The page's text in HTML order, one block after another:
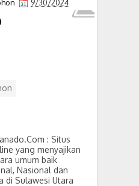
9/30/2024
: Situs
yang menyajikan
umum baik
Nasional dan
di Sulawesi Utara